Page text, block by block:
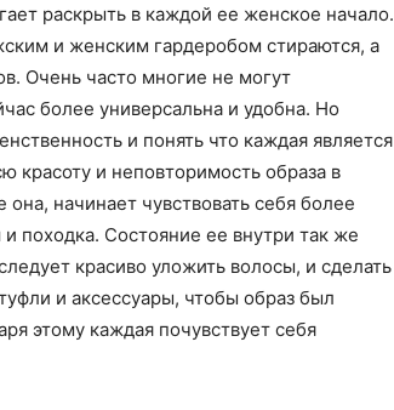
нем
раскрыть в каждой ее женское начало.
и женским гардеробом стираются, а
Очень часто многие не могут
более универсальна и удобна. Но
и понять что каждая является
красоту и неповторимость образа в
начинает чувствовать себя более
походка. Состояние ее внутри так же
красиво уложить волосы, и сделать
и аксессуары, чтобы образ был
этому каждая почувствует себя